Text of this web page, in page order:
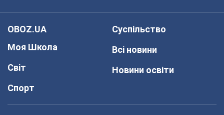
OBOZ.UA
Моя Школа
Світ
Спорт
Суспільство
Всі новини
Новини освіти